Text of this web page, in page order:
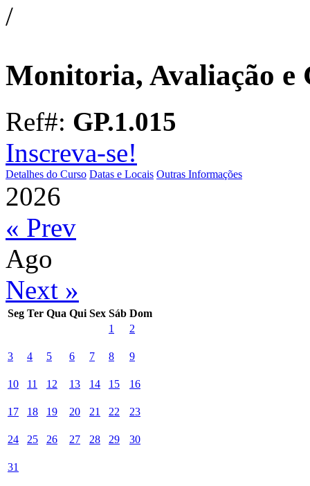
/
Monitoria, Avaliação e
Ref#: GP.1.015
Inscreva-se!
Detalhes do Curso Datas e Locais Outras Informações
2026
« Prev
Ago
Next »
Seg Ter Qua Qui Sex Sáb Dom
1
2
3 4 5 6 7 8 9
10 11 12 13 14 15 16
17 18 19 20 21 22 23
24 25 26 27 28 29 30
31